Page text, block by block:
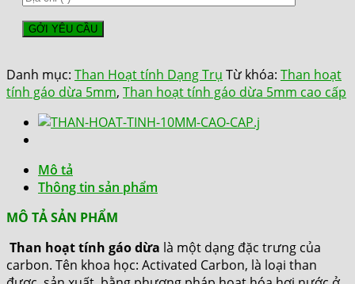
Danh mục: Than Hoạt tính Dạng Trụ Từ khóa: Than hoạt
tính gáo dừa 5mm, Than hoạt tính gáo dừa 5mm cao cấp
Mô tả
Thông tin sản phẩm
MÔ TẢ SẢN PHẨM
Than hoạt tính gáo dừa là một dạng đặc trưng của
carbon. Tên khoa học: Activated Carbon, là loại than